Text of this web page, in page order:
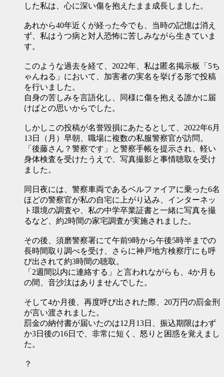
した私は、心に深い傷を抱えたまま成長しました。
あれから40年近くが経った今でも、当時の記憶は消え
ず、私はうつ病と対人恐怖に苦しみながら生きていま
す。
このような過去を経て、2022年、私は匿名掲示板「5ち
ゃんねる」において、加害者の実名を挙げる形で投稿
を行いました。
自身の苦しみを言語化し、同様に傷を抱える誰かに届
けばとの思いからでした。
しかしこの投稿が名誉毀損にあたるとして、2022年6月
13日（月）早朝、職場に複数の私服警察官が訪問。
「後藤さん？警察です」と警察手帳を提示され、軽い
身体検査を受けたうえで、写真撮影と事情聴取を受け
ました。
同日夜には、警察車両であるベルファイアに乗った6名
ほどの警察官が私の自宅に上がり込み、インターネッ
ト環境の調査や、私の中学卒業証書と一緒に写真を撮
るなど、約2時間の家宅調査が実施されました。
その後、須磨警察署にて午前9時から午後5時半までの
長時間取り調べを受け、さらに神戸地方検察庁にも呼
び出されて約3時間の聴取。
「2週間以内に連絡する」と言われながらも、4か月も
の間、音沙汰はありませんでした。
そして4か月後、再度呼び出された際、20万円の罰金刑
が言い渡されました。
罰金の納付書が届いたのは12月13日、振込期限はわず
か3日後の16日で、非常に短く、怒りと困惑を覚えまし
た。
？